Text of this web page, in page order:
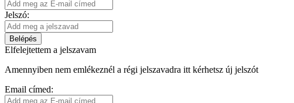
Jelszó:
Belépés
Elfelejtettem a jelszavam
Amennyiben nem emlékeznél a régi jelszavadra itt kérhetsz új jelszót
Email címed: